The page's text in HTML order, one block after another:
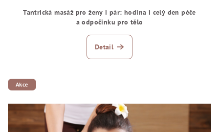
Tantrická masáž pro ženy i pár: hodina i celý den péče
a odpočinku pro tělo
Detail
Akce